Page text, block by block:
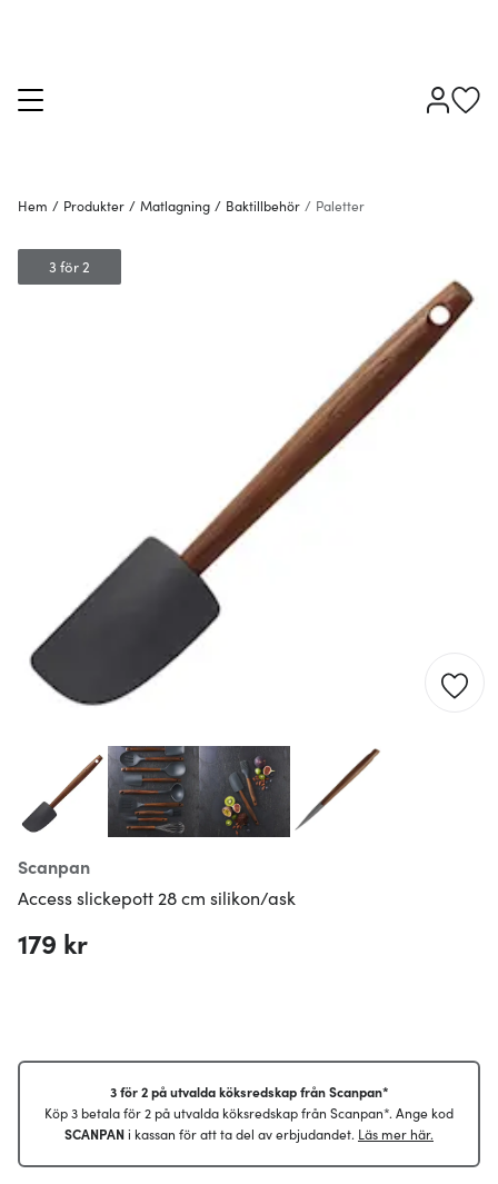
Hem / Produkter / Matlagning / Baktillbehör / Paletter
Scanpan
Access slickepott 28 cm silikon/ask
3 för 2
179 kr
3 för 2 på utvalda köksredskap från Scanpan*
Köp 3 betala för 2 på utvalda köksredskap från Scanpan*. Ange kod
SCANPANi kassan för att ta del av erbjudandet. Läs mer här.